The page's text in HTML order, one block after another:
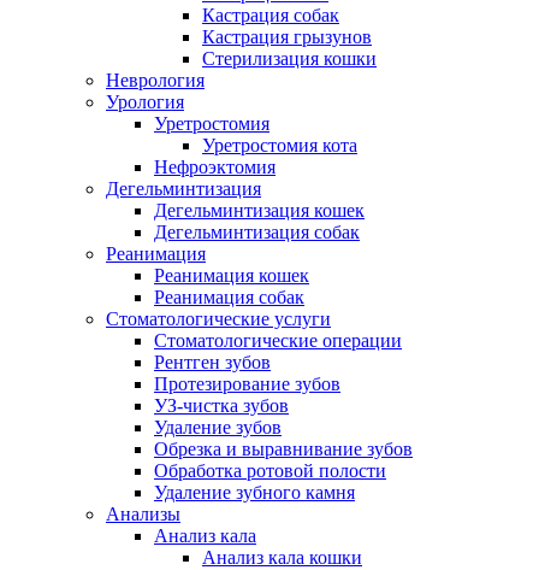
Кастрация собак
Кастрация грызунов
Стерилизация кошки
Неврология
Урология
Уретростомия
Уретростомия кота
Нефроэктомия
Дегельминтизация
Дегельминтизация кошек
Дегельминтизация собак
Реанимация
Реанимация кошек
Реанимация собак
Стоматологические услуги
Стоматологические операции
Рентген зубов
Протезирование зубов
УЗ-чистка зубов
Удаление зубов
Обрезка и выравнивание зубов
Обработка ротовой полости
Удаление зубного камня
Анализы
Анализ кала
Анализ кала кошки